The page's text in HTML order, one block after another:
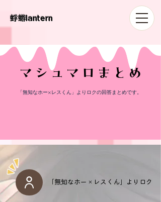
​蜉蝣lantern
​マシュマロまとめ
​「無知なホー×レスくん」よりロクの回答まとめです。
​「無知なホー×レスくん」よりロク